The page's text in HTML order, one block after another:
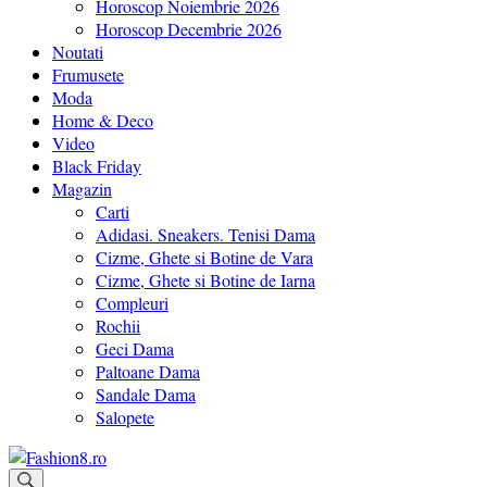
Horoscop Noiembrie 2026
Horoscop Decembrie 2026
Noutati
Frumusete
Moda
Home & Deco
Video
Black Friday
Magazin
Carti
Adidasi. Sneakers. Tenisi Dama
Cizme, Ghete si Botine de Vara
Cizme, Ghete si Botine de Iarna
Compleuri
Rochii
Geci Dama
Paltoane Dama
Sandale Dama
Salopete